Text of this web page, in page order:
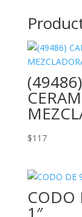
$117
CODO